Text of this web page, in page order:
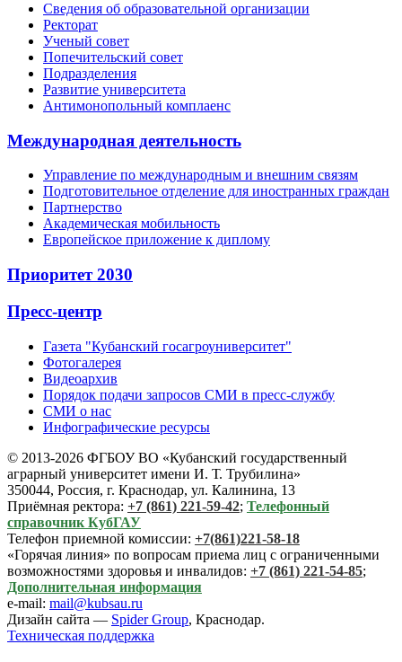
Сведения об образовательной организации
Ректорат
Ученый совет
Попечительский совет
Подразделения
Развитие университета
Антимонопольный комплаенс
Международная деятельность
Управление по международным и внешним связям
Подготовительное отделение для иностранных граждан
Партнерство
Академическая мобильность
Европейское приложение к диплому
Приоритет 2030
Пресс-центр
Газета "Кубанский госагроуниверситет"
Фотогалерея
Видеоархив
Порядок подачи запросов СМИ в пресс-службу
СМИ о нас
Инфографические ресурсы
© 2013-2026 ФГБОУ ВО «Кубанский государственный
аграрный университет имени И. Т. Трубилина»
350044, Россия, г. Краснодар, ул. Калинина, 13
Приёмная ректора: +7 (861) 221-59-42; Телефонный
справочник КубГАУ
Телефон приемной комиссии: +7(861)221-58-18
«Горячая линия» по вопросам приема лиц с ограниченными
возможностями здоровья и инвалидов: +7 (861) 221-54-85;
Дополнительная информация
e-mail: mail@kubsau.ru
Дизайн сайта — Spider Group, Краснодар.
Техническая поддержка